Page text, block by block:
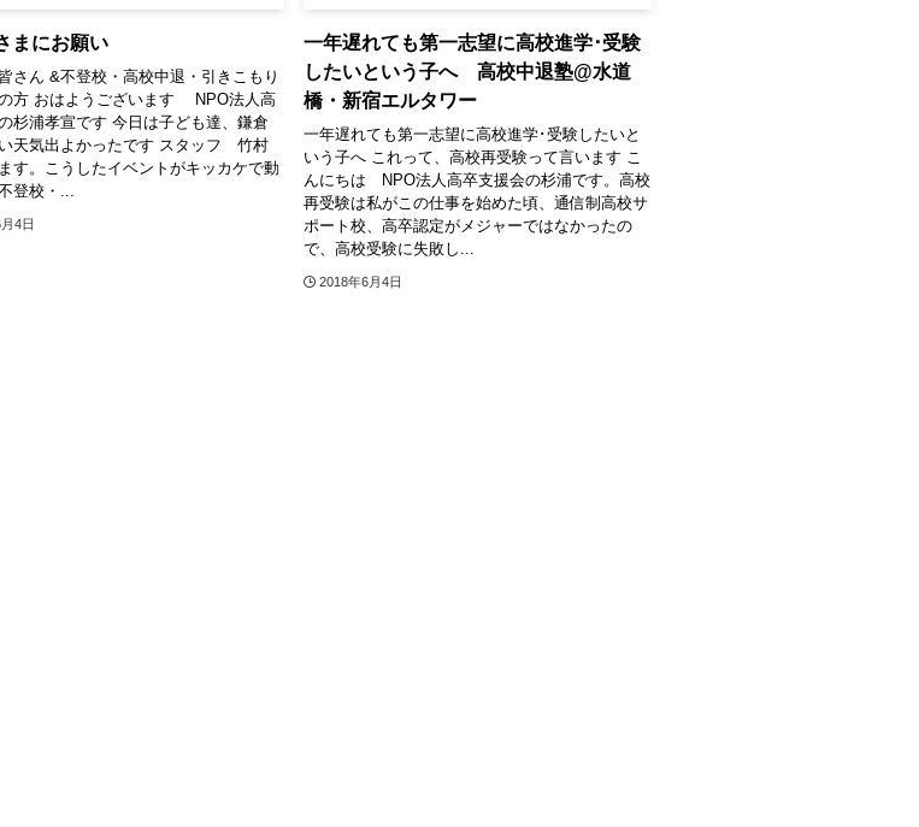
まにお願い
さん &不登校・高校中退・引きこもり
方 おはようございます NPO法人高
杉浦孝宣です 今日は子ども達、鎌倉
天気出よかったです スタッフ 竹村
す。こうしたイベントがキッカケで動
登校・...
4日
一年遅れても第一志望に高校進学･受験
したいという子へ 高校中退塾@水道
橋・新宿エルタワー
一年遅れても第一志望に高校進学･受験したいと
いう子へ これって、高校再受験って言います こ
んにちは NPO法人高卒支援会の杉浦です。高校
再受験は私がこの仕事を始めた頃、通信制高校サ
ポート校、高卒認定がメジャーではなかったの
で、高校受験に失敗し...
2018年6月4日